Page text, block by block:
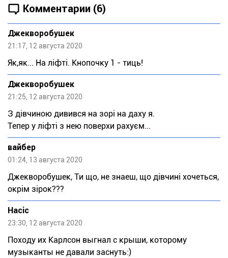
Комментарии (6)
Джекворобушек
21:17, 12 августа 2020
Як,як... На ліфті. Кнопочку 1 - тиць!
Джекворобушек
21:25, 12 августа 2020
З дівчиною дивився на зорі на даху я.
Тепер у ліфті з нею поверхи рахуєм...
вайбер
01:24, 13 августа 2020
Джекворобушек, Ти що, не знаеш, що дівчині хочеться,
окрім зірок???
Насіс
23:30, 12 августа 2020
Походу их Карлсон выгнал с крыши, которому
музыканты не давали заснуть:)